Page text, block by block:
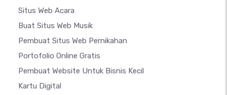
Situs Web Acara
Buat Situs Web Musik
Pembuat Situs Web Pernikahan
Portofolio Online Gratis
Pembuat Website Untuk Bisnis Kecil
Kartu Digital